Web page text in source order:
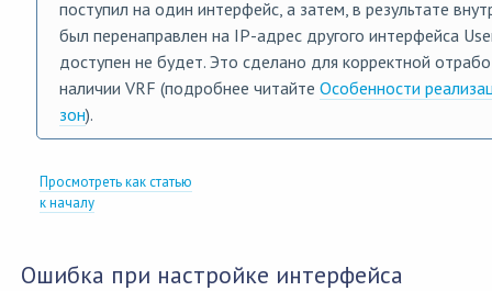
поступил на один интерфейс, а затем, в результате
был перенаправлен на IP-адрес другого интерфейса
доступен не будет. Это сделано для корректной
наличии VRF (подробнее читайте Особенности
зон).
Просмотреть как статью
к началу
Ошибка при настройке интерфейса